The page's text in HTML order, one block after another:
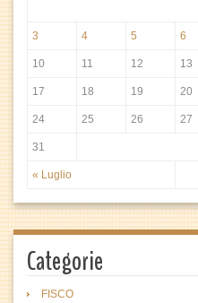
« Luglio
3 4 5 6
10 11 12 13
17 18 19 20
24 25 26 27
31
Categorie
FISCO